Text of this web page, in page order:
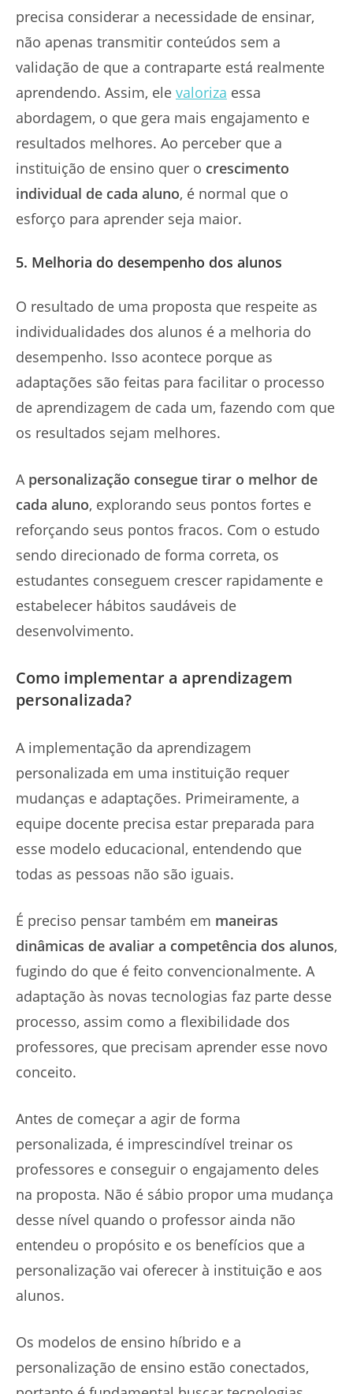
precisa considerar a necessidade de ensinar,
não apenas transmitir conteúdos sem a
validação de que a contraparte está realmente
aprendendo. Assim, ele valoriza essa
abordagem, o que gera mais engajamento e
resultados melhores. Ao perceber que a
instituição de ensino quer o crescimento
individual de cada aluno, é normal que o
esforço para aprender seja maior.
5. Melhoria do desempenho dos alunos
O resultado de uma proposta que respeite as
individualidades dos alunos é a melhoria do
desempenho. Isso acontece porque as
adaptações são feitas para facilitar o processo
de aprendizagem de cada um, fazendo com que
os resultados sejam melhores.
A personalização consegue tirar o melhor de
cada aluno, explorando seus pontos fortes e
reforçando seus pontos fracos. Com o estudo
sendo direcionado de forma correta, os
estudantes conseguem crescer rapidamente e
estabelecer hábitos saudáveis de
desenvolvimento.
Como implementar a aprendizagem
personalizada?
A implementação da aprendizagem
personalizada em uma instituição requer
mudanças e adaptações. Primeiramente, a
equipe docente precisa estar preparada para
esse modelo educacional, entendendo que
todas as pessoas não são iguais.
É preciso pensar também em maneiras
dinâmicas de avaliar a competência dos alunos,
fugindo do que é feito convencionalmente. A
adaptação às novas tecnologias faz parte desse
processo, assim como a flexibilidade dos
professores, que precisam aprender esse novo
conceito.
Antes de começar a agir de forma
personalizada, é imprescindível treinar os
professores e conseguir o engajamento deles
na proposta. Não é sábio propor uma mudança
desse nível quando o professor ainda não
entendeu o propósito e os benefícios que a
personalização vai oferecer à instituição e aos
alunos.
Os modelos de ensino híbrido e a
personalização de ensino estão conectados,